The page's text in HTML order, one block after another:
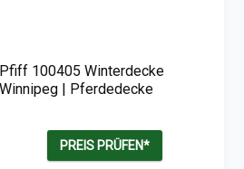
Pfiff 100405 Winterdecke
Winnipeg | Pferdedecke
PREIS PRÜFEN*